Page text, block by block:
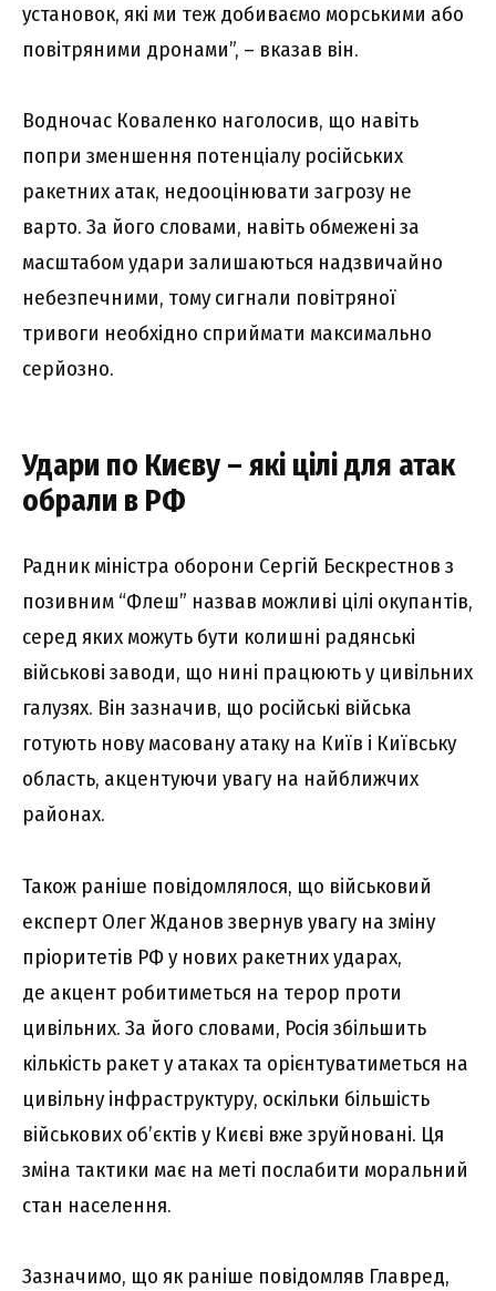
установок, які ми теж добиваємо морськими або
повітряними дронами”, – вказав він.
Водночас Коваленко наголосив, що навіть
попри зменшення потенціалу російських
ракетних атак, недооцінювати загрозу не
варто. За його словами, навіть обмежені за
масштабом удари залишаються надзвичайно
небезпечними, тому сигнали повітряної
тривоги необхідно сприймати максимально
серйозно.
Удари по Києву – які цілі для атак
обрали в РФ
Радник міністра оборони Сергій Бескрестнов з
позивним “Флеш” назвав можливі цілі окупантів,
серед яких можуть бути колишні радянські
військові заводи, що нині працюють у цивільних
галузях. Він зазначив, що російські війська
готують нову масовану атаку на Київ і Київську
область, акцентуючи увагу на найближчих
районах.
Також раніше повідомлялося, що військовий
експерт Олег Жданов звернув увагу на зміну
пріоритетів РФ у нових ракетних ударах,
де акцент робитиметься на терор проти
цивільних. За його словами, Росія збільшить
кількість ракет у атаках та орієнтуватиметься на
цивільну інфраструктуру, оскільки більшість
військових об’єктів у Києві вже зруйновані. Ця
зміна тактики має на меті послабити моральний
стан населення.
Зазначимо, що як раніше повідомляв Главред,